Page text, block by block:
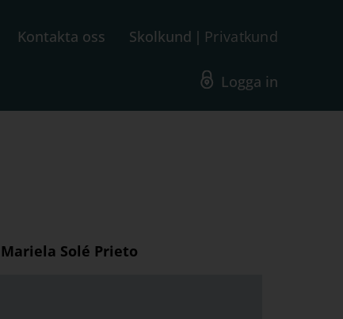
Kontakta oss Skolkund Privatkund
Logga in
Solé Prieto